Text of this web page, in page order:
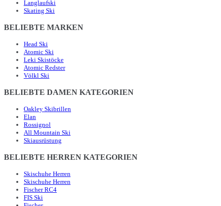
Langlaufski
Skating Ski
BELIEBTE MARKEN
Head Ski
Atomic Ski
Leki Skistöcke
Atomic Redster
Völkl Ski
BELIEBTE DAMEN KATEGORIEN
Oakley Skibrillen
Elan
Rossignol
All Mountain Ski
Skiausrüstung
BELIEBTE HERREN KATEGORIEN
Skischuhe Herren
Skischuhe Herren
Fischer RC4
FIS Ski